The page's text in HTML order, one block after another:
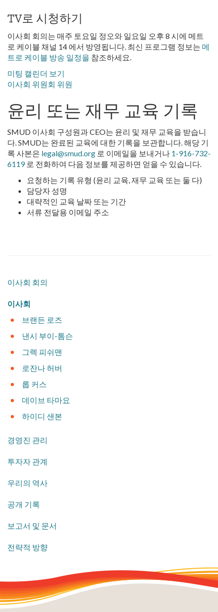
TV로 시청하기
이사회 회의는 매주 토요일 정오와 일요일 오후 8 시에 메트
로 케이블 채널 14 에서 방영됩니다. 최신 프로그램 정보는 메
트로 케이블 방송 일정을 참조하세요.
미팅 캘린더 보기
이사회 위원회 위원
윤리 또는 재무 교육 기록
SMUD 이사회 구성원과 CEO는 윤리 및 재무 교육을 받습니
다. SMUD는 완료된 교육에 대한 기록을 보관합니다. 해당 기
록 사본은 legal@smud.org 로 이메일을 보내거나 1-916-732-
6119로 전화하여 다음 정보를 제공하면 얻을 수 있습니다.
요청하는 기록 유형 (윤리 교육, 재무 교육 또는 둘 다)
담당자 성명
대략적인 교육 날짜 또는 기간
서류 전달용 이메일 주소
​이사회 회의
이사회
​브랜든 로즈
​낸시 부이-톰슨
​그렉 피쉬맨
로잔나 허버
​롭 커스
​데이브 타마요
하이디 샌본
​경영진 관리
투자자 관계
우리의 역사
​공개 기록
​보고서 및 문서
​전략적 방향